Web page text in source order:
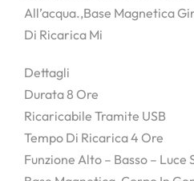
All’acqua.,Base Magnetica
Di Ricarica Mi
Dettagli
Durata 8 Ore
Ricaricabile Tramite USB
Tempo Di Ricarica 4 Ore
Funzione Alto – Basso – Luce